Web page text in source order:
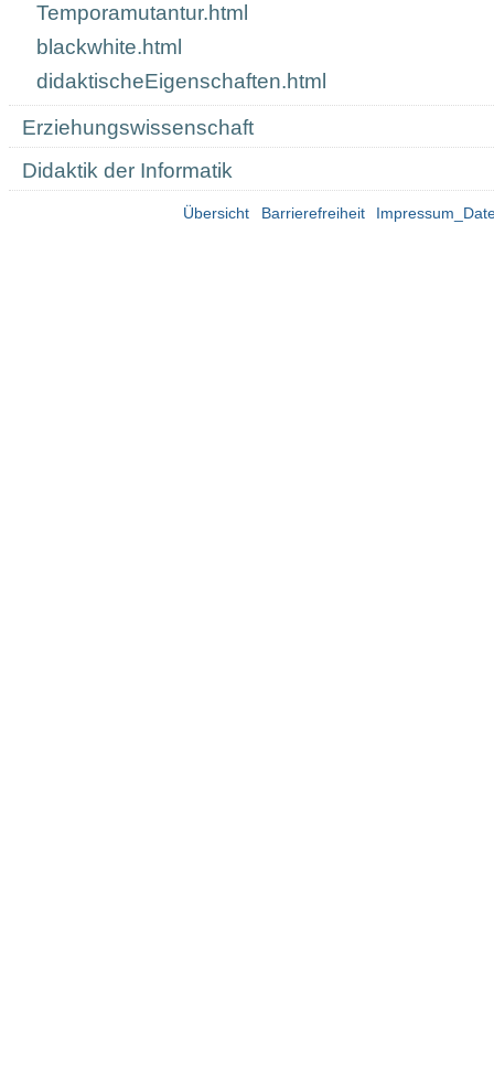
Temporamutantur.html
blackwhite.html
didaktischeEigenschaften.html
Erziehungswissenschaft
Didaktik der Informatik
Übersicht Barrierefreiheit